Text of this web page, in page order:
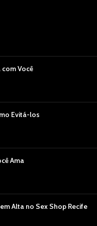
Você
Evitá-los
Ama
Alta no Sex Shop Recife